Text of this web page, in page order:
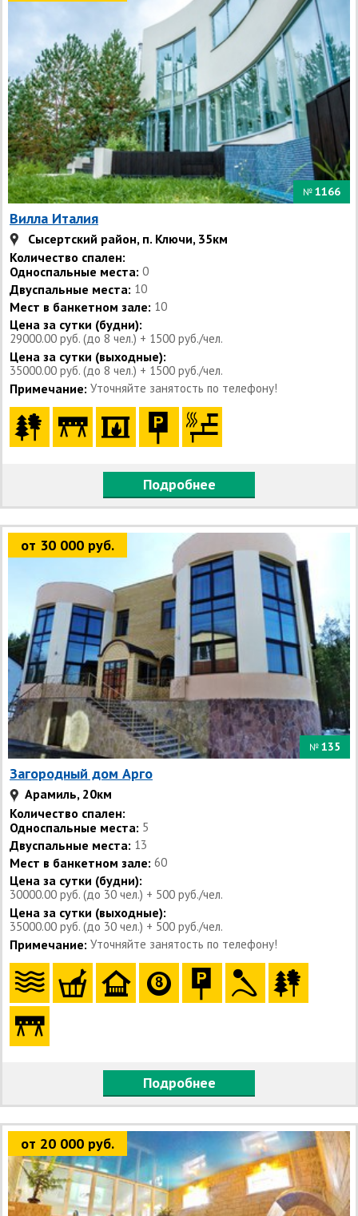
№ 1166
Вилла Италия
Сысертский район, п. Ключи, 35км
Количество спален:
Односпальные места: 0
Двуспальные места: 10
Мест в банкетном зале: 10
Цена за сутки (будни):
29000.00 руб. (до 8 чел.) + 1500 руб./чел.
Цена за сутки (выходные):
35000.00 руб. (до 8 чел.) + 1500 руб./чел.
Примечание: Уточняйте занятость по телефону!
Подробнее
от 30 000 руб.
№ 135
Загородный дом Арго
Арамиль, 20км
Количество спален:
Односпальные места: 5
Двуспальные места: 13
Мест в банкетном зале: 60
Цена за сутки (будни):
30000.00 руб. (до 30 чел.) + 500 руб./чел.
Цена за сутки (выходные):
35000.00 руб. (до 30 чел.) + 500 руб./чел.
Примечание: Уточняйте занятость по телефону!
Подробнее
от 20 000 руб.